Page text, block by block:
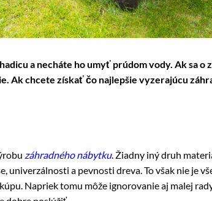
a necháte ho umyť prúdom vody. Ak sa
Ak chcete získať čo najlepšie vyzerajúcu
záhradného nábytku. Žiadny iný druh
a pevnosti dreva. To však nie je
Napriek tomu môže ignorovanie aj malej